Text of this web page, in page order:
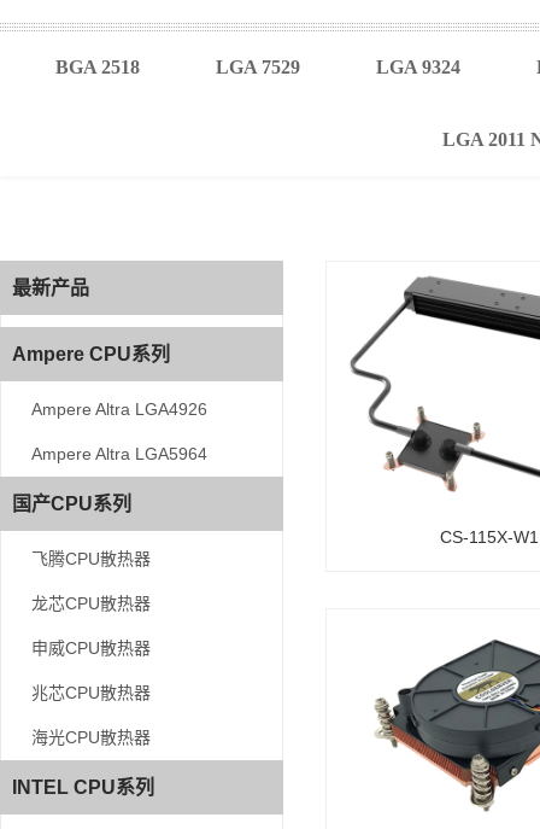
BGA 2518 LGA 7529 LGA 9324
LGA 2011
最新产品
Ampere CPU系列
Ampere Altra LGA4926
Ampere Altra LGA5964
国产CPU系列
飞腾CPU散热器
龙芯CPU散热器
申威CPU散热器
兆芯CPU散热器
海光CPU散热器
INTEL CPU系列
最新产品
Ampere CPU系列
Ampere Altra LGA4926
Ampere Altra LGA5964
国产CPU系列
飞腾CPU散热器
龙芯CPU散热器
申威CPU散热器
兆芯CPU散热器
海光CPU散热器
INTEL CPU系列
CS-115X-W1